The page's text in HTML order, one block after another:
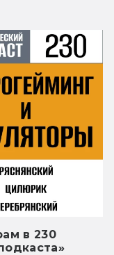
в 230